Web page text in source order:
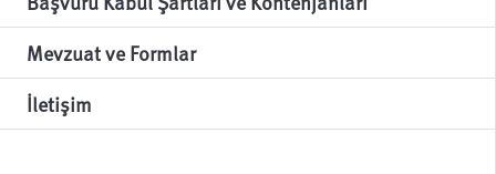
Mevzuat ve Formlar
İletişim